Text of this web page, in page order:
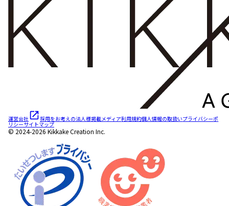
運営会社 採用をお考えの法人様掲載メディア利用規約個人情報の取扱いプライバシーポ
リシーサイトマップ
© 2024-2026 Kikkake Creation Inc.